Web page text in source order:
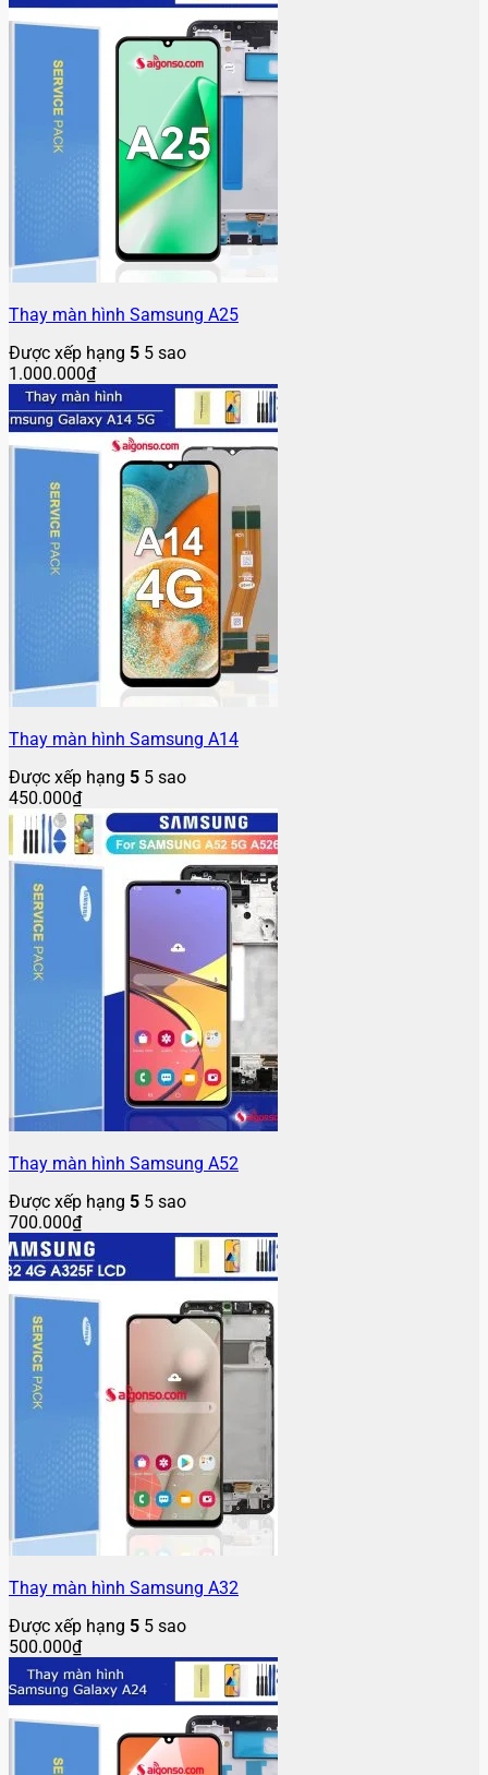
Thay màn hình Samsung A25
Được xếp hạng 5 5 sao
1.000.000₫
Thay màn hình Samsung A14
Được xếp hạng 5 5 sao
450.000₫
Thay màn hình Samsung A52
Được xếp hạng 5 5 sao
700.000₫
Thay màn hình Samsung A32
Được xếp hạng 5 5 sao
500.000₫